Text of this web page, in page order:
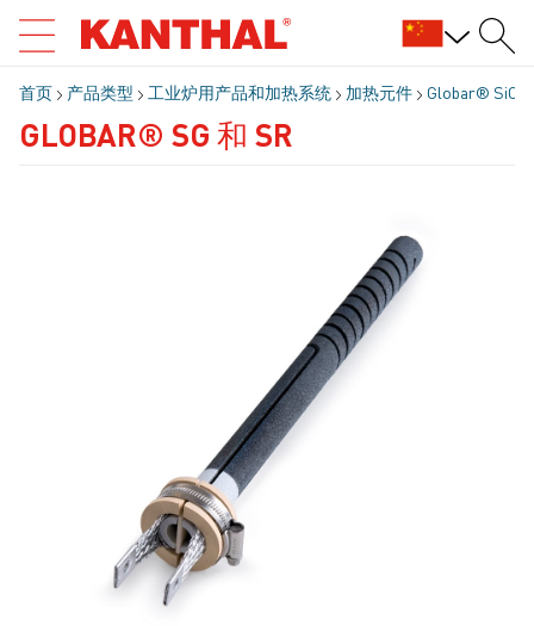
首页 产品类型 工业炉用产品和加热系统 加热元件 Globar® SiC
GLOBAR® SG 和 SR